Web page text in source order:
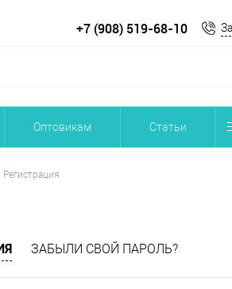
+7 (908) 519-68-10
Оптовикам Статьи
Регистрация
ЗАБЫЛИ СВОЙ ПАРОЛЬ?